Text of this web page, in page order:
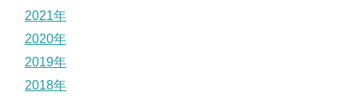
2021年
2020年
2019年
2018年